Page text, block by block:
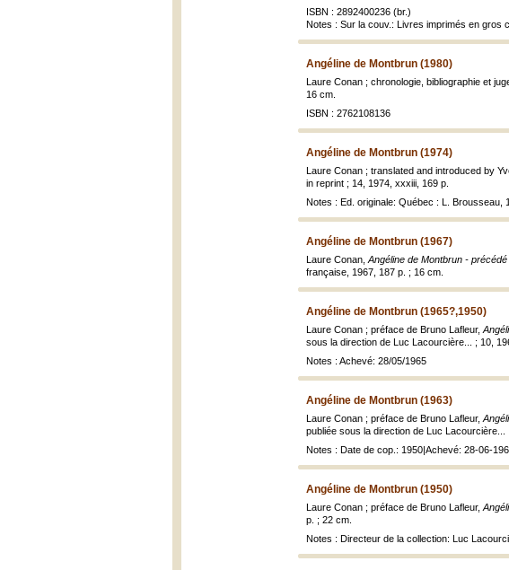
ISBN : 2892400236 (br.)
Notes : Sur la couv.: Livres imprimés en gros
Angéline de Montbrun (1980)
Laure Conan ; chronologie, bibliographie et
16 cm.
ISBN : 2762108136
Angéline de Montbrun (1974)
Laure Conan ; translated and introduced by
in reprint ; 14, 1974, xxxiii, 169 p.
Notes : Ed. originale: Québec : L. Brousseau,
Angéline de Montbrun (1967)
Laure Conan, Angéline de Montbrun -
française, 1967, 187 p. ; 16 cm.
Angéline de Montbrun (1965?,1950)
Laure Conan ; préface de Bruno Lafleur,
sous la direction de Luc Lacourcière... ; 10,
Notes : Achevé: 28/05/1965
Angéline de Montbrun (1963)
Laure Conan ; préface de Bruno Lafleur,
publiée sous la direction de Luc Lacourcière...
Notes : Date de cop.: 1950|Achevé: 28-06-
Angéline de Montbrun (1950)
Laure Conan ; préface de Bruno Lafleur,
p. ; 22 cm.
Notes : Directeur de la collection: Luc